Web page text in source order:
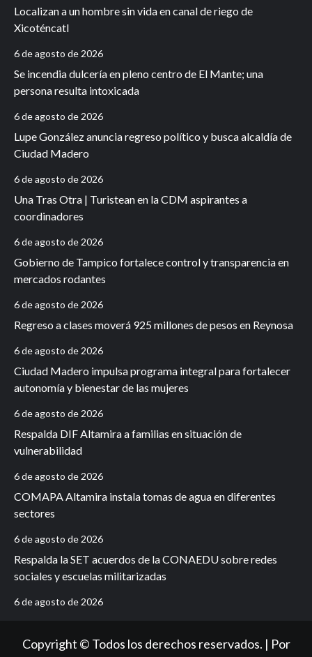
Localizan a un hombre sin vida en canal de riego de
Xicoténcatl
6 de agosto de 2026
Se incendia dulcería en pleno centro de El Mante; una
persona resulta intoxicada
6 de agosto de 2026
Lupe González anuncia regreso político y busca alcaldía de
Ciudad Madero
6 de agosto de 2026
Una Tras Otra | Turistean en la CDM aspirantes a
coordinadores
6 de agosto de 2026
Gobierno de Tampico fortalece control y transparencia en
mercados rodantes
6 de agosto de 2026
Regreso a clases moverá 925 millones de pesos en Reynosa
6 de agosto de 2026
Ciudad Madero impulsa programa integral para fortalecer
autonomía y bienestar de las mujeres
6 de agosto de 2026
Respalda DIF Altamira a familias en situación de
vulnerabilidad
6 de agosto de 2026
COMAPA Altamira instala tomas de agua en diferentes
sectores
6 de agosto de 2026
Respalda la SET acuerdos de la CONAEDU sobre redes
sociales y escuelas militarizadas
6 de agosto de 2026
Copyright © Todos los derechos reservados. | Por